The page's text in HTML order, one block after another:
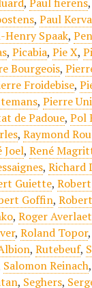
, Paul
Henry Spaak,
, Picabia, Pie X,
Bourgeois,
Froidebise,
, Pierre
de Padoue, Pol
, Raymond
Joel, René
, Richard
Guiette,
Goffin,
, Roger
, Roland Topor,
, Rutebeuf,
Salomon Reinach,
, Seghers,